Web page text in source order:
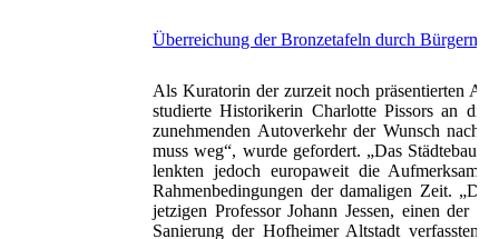
Überreichung der Bronzetafeln durch
Als Kuratorin der zurzeit noch präsentierten
studierte Historikerin Charlotte Pissors an die
zunehmenden Autoverkehr der Wunsch nach
muss weg“, wurde gefordert. „Das
lenkten jedoch europaweit die
Rahmenbedingungen der damaligen Zeit.
jetzigen Professor Johann Jessen, einen der
Sanierung der Hofheimer Altstadt